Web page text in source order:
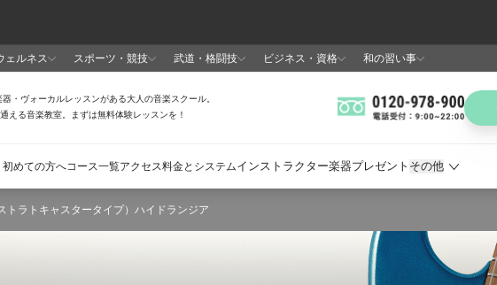
トラトキャスタータイプ）ハイドランジア